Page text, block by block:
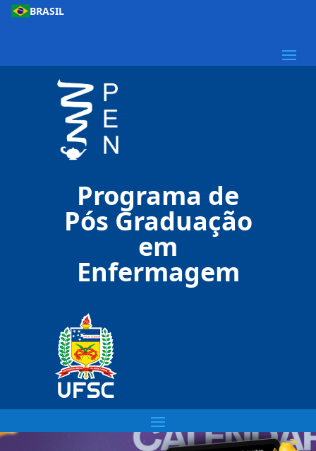
BRASIL
Programa de
Pós Graduação
em
Enfermagem